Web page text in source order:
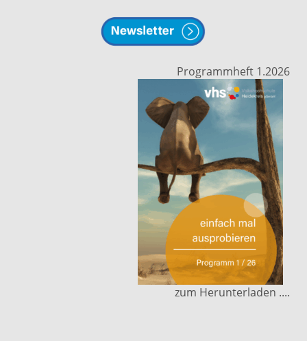
Programmheft 1.2026
zum Herunterladen ....